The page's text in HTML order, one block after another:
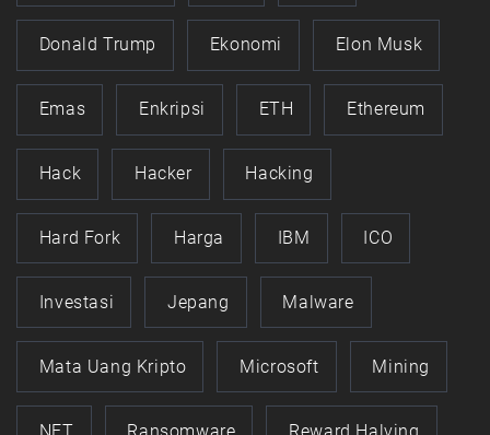
Donald Trump Ekonomi Elon Musk
Emas Enkripsi ETH Ethereum
Hack Hacker Hacking
Hard Fork Harga IBM ICO
Investasi Jepang Malware
Mata Uang Kripto Microsoft Mining
NFT Ransomware Reward Halving